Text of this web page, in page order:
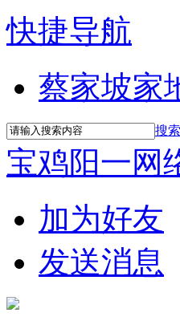
快捷导航
蔡家坡家
搜索
宝鸡阳一网
加为好友
发送消息